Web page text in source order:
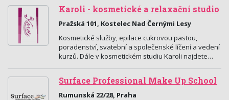
Karoli - kosmetické a relaxační studio
Pražská 101, Kostelec Nad Černými Lesy
Kosmetické služby, epilace cukrovou pastou,
poradenství, svatební a společenské líčení a vedení
kurzů. Dále v kosmetickém studiu Karoli najdete…
Surface Professional Make Up School
Rumunská 22/28, Praha